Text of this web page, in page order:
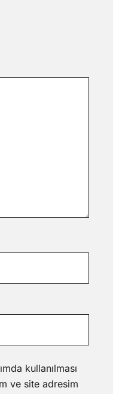
kullanılması
ve site adresim